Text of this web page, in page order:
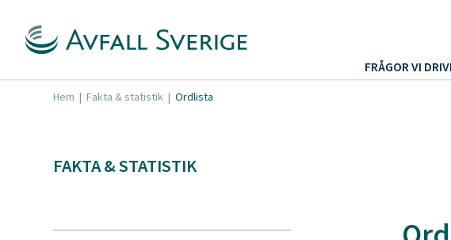
FRÅGOR VI
Hem | Fakta & statistik | Ordlista
FAKTA & STATISTIK